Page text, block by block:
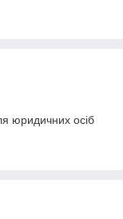
юридичних осіб